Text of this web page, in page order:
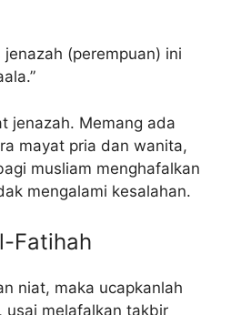
(perempuan) ini
jenazah. Memang ada
mayat pria dan wanita,
musliam menghafalkan
mengalami kesalahan.
Fatihah
niat, maka ucapkanlah
usai melafalkan takbir